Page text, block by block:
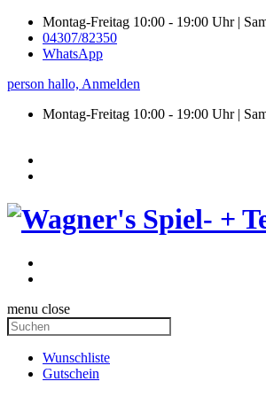
Montag-Freitag 10:00 - 19:00 Uhr |
04307/82350
WhatsApp
person hallo, Anmelden
Montag-Freitag 10:00 - 19:00 Uhr |
menu close
Wunschliste
Gutschein